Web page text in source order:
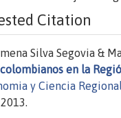
Citation
Silva Segovia &
en la
y Ciencia